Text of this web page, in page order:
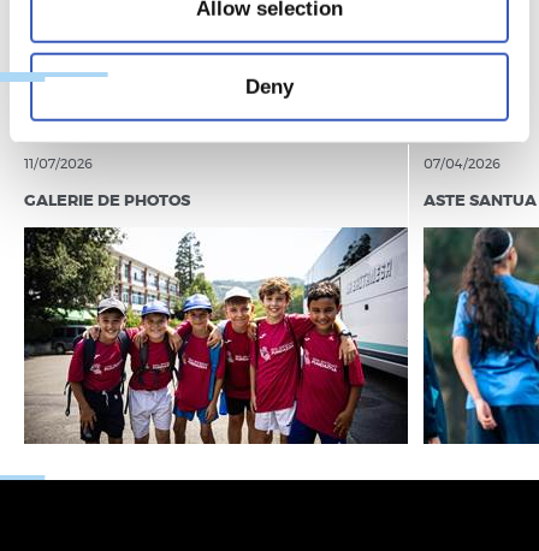
Allow selection
Deny
11/07/2026
GALERIE DE PHOTOS
07/04/2026
ASTE